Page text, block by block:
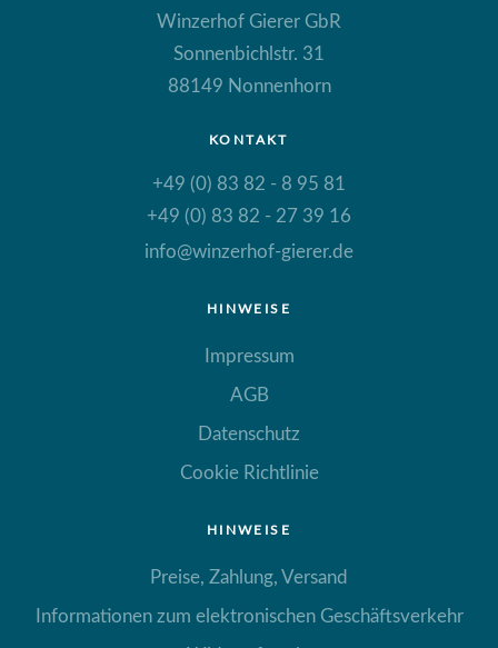
Winzerhof Gierer GbR
Sonnenbichlstr. 31
88149 Nonnenhorn
KONTAKT
+49 (0) 83 82 - 8 95 81
+49 (0) 83 82 - 27 39 16
info@winzerhof-gierer.de
HINWEISE
Impressum
AGB
Datenschutz
Cookie Richtlinie
HINWEISE
Preise, Zahlung, Versand
Informationen zum elektronischen Geschäftsverkehr